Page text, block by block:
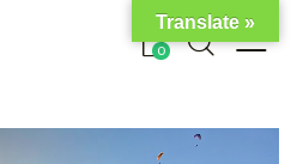
0
Translate »